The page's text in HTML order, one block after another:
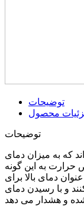
توضیحات
محصول
توضیحات
که به میزان دمای
به این گونه
دمای بالا برای
و با رسیدن دمای